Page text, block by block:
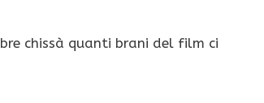
chissà quanti brani del film ci